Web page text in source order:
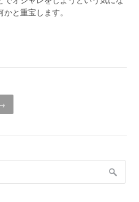
と重宝します。
ン